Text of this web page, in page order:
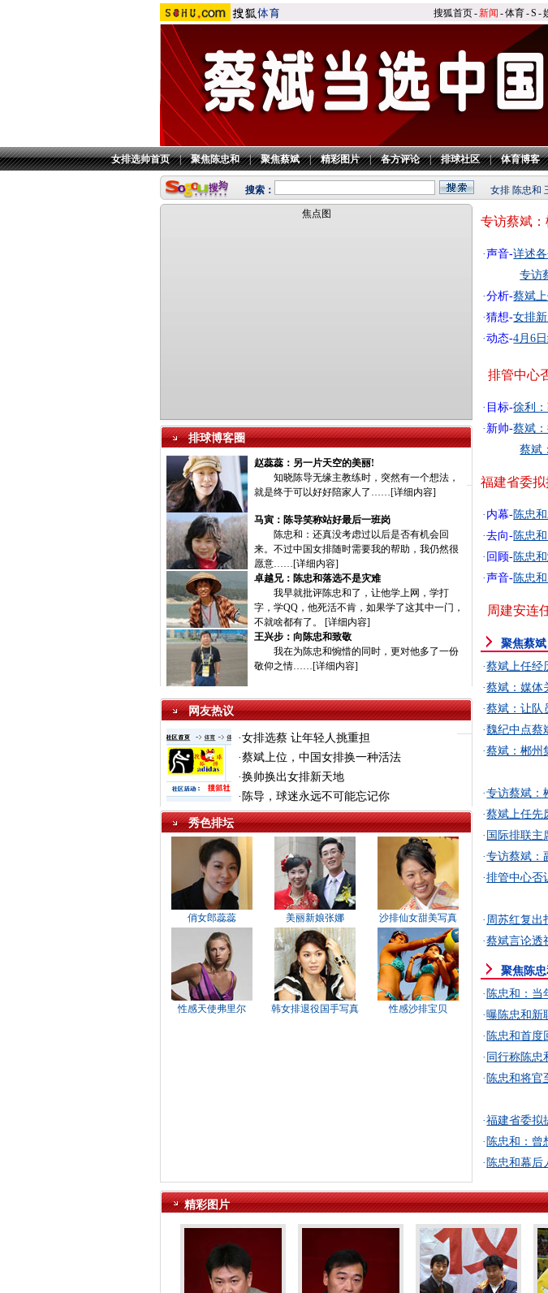
搜狐首页-新闻 -体育-S -
女排选帅首页|聚焦陈忠和|聚焦蔡斌|精彩图片|各方评论|排球社区|体育博客
搜索： 女排 陈忠和
焦点图
排球博客圈
赵蕊蕊：另一片天空的美丽!
知晓陈导无缘主教练时，突然有一个想法，
就是终于可以好好陪家人了……[详细内容]
马寅：陈导笑称站好最后一班岗
陈忠和：还真没考虑过以后是否有机会回
来。不过中国女排随时需要我的帮助，我仍然很
愿意……[详细内容]
卓越兄：陈忠和落选不是灾难
我早就批评陈忠和了，让他学上网，学打
字，学QQ，他死活不肯，如果学了这其中一门，
不就啥都有了。 [详细内容]
王兴步：向陈忠和致敬
我在为陈忠和惋惜的同时，更对他多了一份
敬仰之情……[详细内容]
网友热议
·女排选蔡 让年轻人挑重担
·蔡斌上位，中国女排换一种活法
·换帅换出女排新天地
· 陈导，球迷永远不可能忘记你
秀色排坛
俏女郎蕊蕊 美丽新娘张娜 沙排仙女甜美写真
性感天使弗里尔 韩女排退役国手写真 性感沙排宝贝
专访蔡斌
·声音-详述
专访
·分析-蔡斌
·猜想-女排
·动态-4月6
排管中心
· 目标-徐利
· 新帅-蔡斌
蔡斌
福建省委
· 内幕-陈忠
·去向-陈忠
· 回顾-陈忠
·声音-陈忠
周建安连
聚焦蔡斌
·蔡斌上任经
·蔡斌：媒体
·蔡斌：让队
·魏纪中点蔡
·蔡斌：郴州
·专访蔡斌：
·蔡斌上任先
· 国际排联主
·专访蔡斌：
·排管中心否
· 周苏红复出
·蔡斌言论透
聚焦陈忠
· 陈忠和：当
·曝陈忠和新
· 陈忠和首度
· 同行称陈忠
· 陈忠和将官
·福建省委拟
· 陈忠和：曾
· 陈忠和幕后
精彩图片